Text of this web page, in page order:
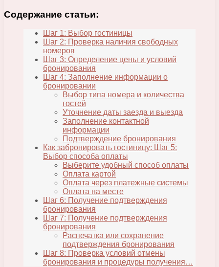
Содержание статьи:
Шаг 1: Выбор гостиницы
Шаг 2: Проверка наличия свободных
номеров
Шаг 3: Определение цены и условий
бронирования
Шаг 4: Заполнение информации о
бронировании
Выбор типа номера и количества
гостей
Уточнение даты заезда и выезда
Заполнение контактной
информации
Подтверждение бронирования
Как забронировать гостиницу: Шаг 5:
Выбор способа оплаты
Выберите удобный способ оплаты
Оплата картой
Оплата через платежные системы
Оплата на месте
Шаг 6: Получение подтверждения
бронирования
Шаг 7: Получение подтверждения
бронирования
Распечатка или сохранение
подтверждения бронирования
Шаг 8: Проверка условий отмены
бронирования и процедуры получения…